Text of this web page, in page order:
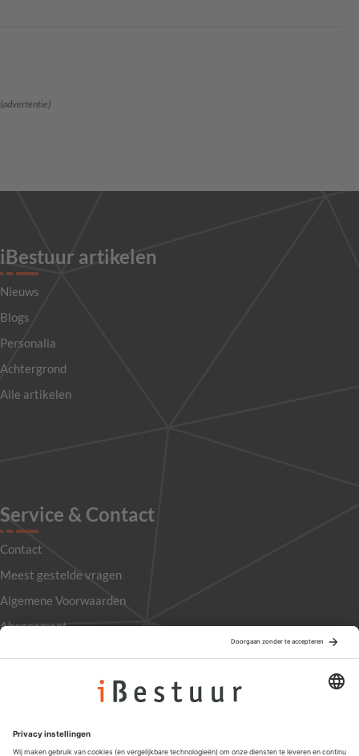
(advertentie)
iBestuur artikelen
Nieuws
Blogs
Personalia
Achtergrond
Alle artikelen
Service & Contact
Contact
Meest gestelde vragen
Algemene Voorwaarden
Abonnement
Privacyinstellingen